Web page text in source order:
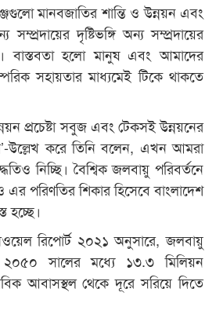
মানবজাতির শান্তি ও উন্নয়ন এবং
দৃষ্টিভঙ্গি অন্য সম্প্রদায়ের
বাস্তবতা হলো মানুষ এবং আমাদের
সহায়তার মাধ্যমেই টিকে থাকতে
প্রচেষ্টা সবুজ এবং টেকসই উন্নয়নের
উল্লেখ করে তিনি বলেন, এখন আমরা
নিচ্ছি। বৈশ্বিক জলবায়ু পরিবর্তনে
পরিণতির শিকার হিসেবে বাংলাদেশ
হচ্ছে।
রিপোর্ট ২০২১ অনুসারে, জলবায়ু
২০৫০ সালের মধ্যে ১৩.৩ মিলিয়ন
আবাসস্থল থেকে দূরে সরিয়ে দিতে